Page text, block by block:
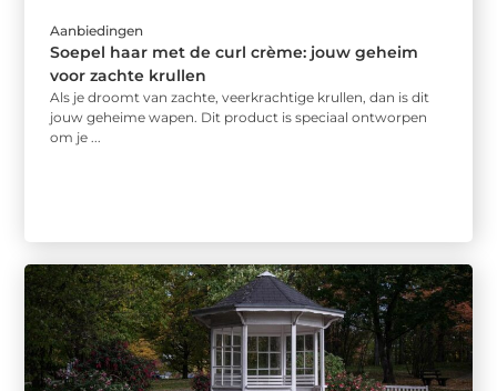
Aanbiedingen
Soepel haar met de curl crème: jouw geheim
voor zachte krullen
Als je droomt van zachte, veerkrachtige krullen, dan is dit
jouw geheime wapen. Dit product is speciaal ontworpen
om je ...